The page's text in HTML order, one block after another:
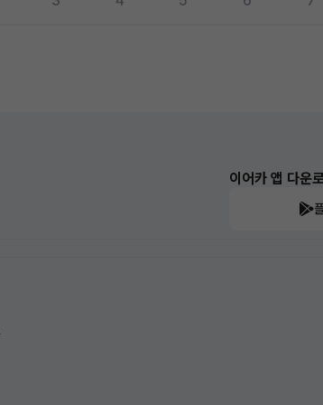
이어카 앱 다운